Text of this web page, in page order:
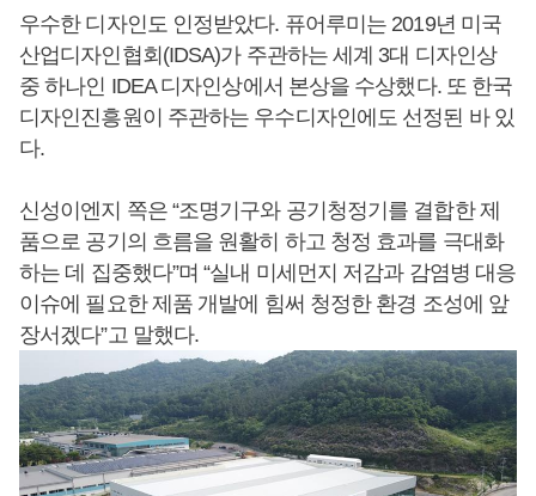
우수한 디자인도 인정받았다. 퓨어루미는 2019년 미국
산업디자인협회(IDSA)가 주관하는 세계 3대 디자인상
중 하나인 IDEA 디자인상에서 본상을 수상했다. 또 한국
디자인진흥원이 주관하는 우수디자인에도 선정된 바 있
다.
신성이엔지 쪽은 “조명기구와 공기청정기를 결합한 제
품으로 공기의 흐름을 원활히 하고 청정 효과를 극대화
하는 데 집중했다”며 “실내 미세먼지 저감과 감염병 대응
이슈에 필요한 제품 개발에 힘써 청정한 환경 조성에 앞
장서겠다”고 말했다.